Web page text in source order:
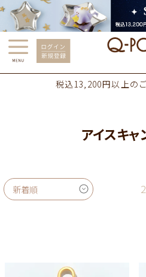
税込13,200円以上の
アイスキャ
新着順